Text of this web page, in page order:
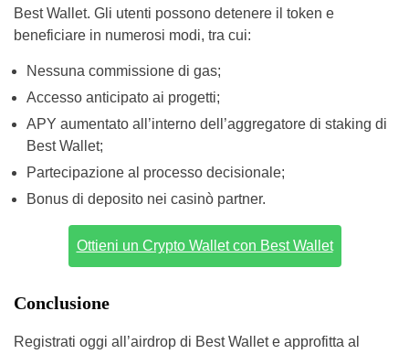
Best Wallet. Gli utenti possono detenere il token e
beneficiare in numerosi modi, tra cui:
Nessuna commissione di gas;
Accesso anticipato ai progetti;
APY aumentato all’interno dell’aggregatore di staking di
Best Wallet;
Partecipazione al processo decisionale;
Bonus di deposito nei casinò partner.
Ottieni un Crypto Wallet con Best Wallet
Conclusione
Registrati oggi all’airdrop di Best Wallet e approfitta al